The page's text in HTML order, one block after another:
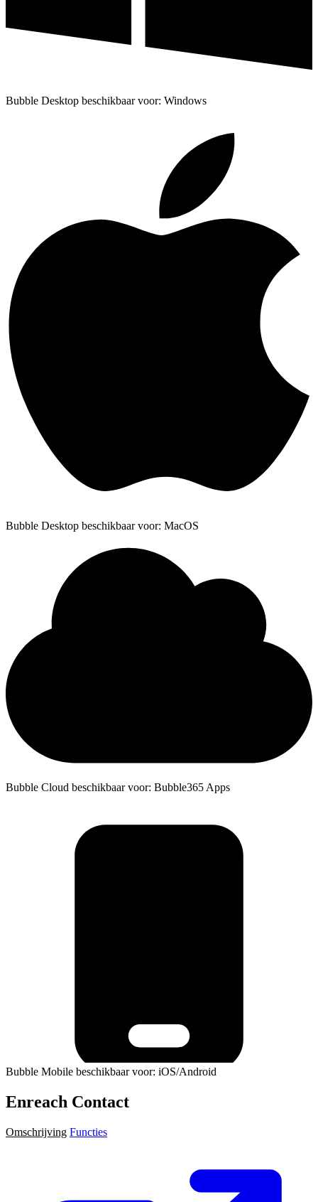
Bubble Desktop beschikbaar voor: Windows
Bubble Desktop beschikbaar voor: MacOS
Bubble Cloud beschikbaar voor: Bubble365 Apps
Bubble Mobile beschikbaar voor: iOS/Android
Enreach Contact
Omschrijving Functies